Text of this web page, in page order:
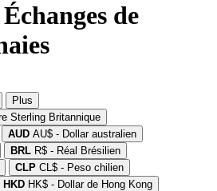
de
Plus
Sterling Britannique
AUD AU$ - Dollar australien
BRL R$ - Réal Brésilien
CLP CL$ - Peso chilien
HKD HK$ - Dollar de Hong Kong